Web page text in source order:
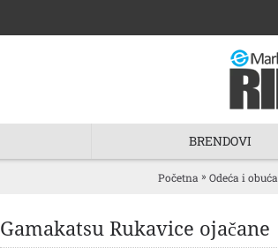
BRENDOVI
Početna » Odeća i obuća
Gamakatsu Rukavice ojačane